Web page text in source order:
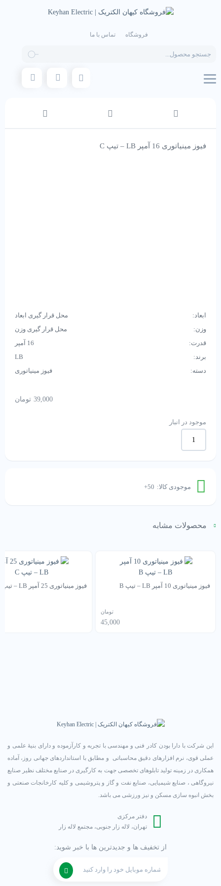
فروشگاه تماس با ما
search
فیوز مینیاتوری 16 آمپر LB – تیپ C
ابعاد:
محل قرار گیری ابعاد
وزن:
محل قرار گیری وزن
قدرت:
16 آمپر
برند:
LB
دسته:
فیوز مینیاتوری
39,000 تومان
موجود در انبار
مینیاتوری
C
موجودی کالا: 50+
محصولات مشابه
فیوز مینیاتوری 10 آمپر LB – تیپ B
45,000
تومان
فیوز مینیاتوری 25 آمپر LB – تیپ C
این شرکت با دارا بودن کادر فنی و مهندسی با تجربه و کارآزموده و دارای بنیۀ علمی و
عملی قوی، نرم افزارهای دقیق محاسباتی و مطابق با استانداردهای جهانی روز، آماده
همکاری در زمینه تولید تابلوهای تخصصی جهت به کارگیری در صنایع مختلف نظیر صنایع
نیروگاهی ، صنایع شیمیایی، صنایع نفت و گاز و پتروشیمی و کلیه کارخانجات صنعتی و
بخش انبوه سازی مسکن و نیز ورزشی می باشد.
دفتر مرکزی
تهران، لاله زار جنوبی، مجتمع لاله زار
از تخفیف ها و جدیدترین ها با خبر شوید: